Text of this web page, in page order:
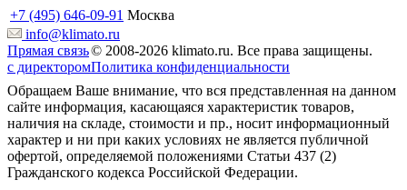
+7 (495) 646-09-91 Москва
info@klimato.ru
Прямая связь
с директором
© 2008-2026 klimato.ru. Все права защищены.
Политика конфиденциальности
Обращаем Ваше внимание, что вся представленная на данном
сайте информация, касающаяся характеристик товаров,
наличия на складе, стоимости и пр., носит информационный
характер и ни при каких условиях не является публичной
офертой, определяемой положениями Статьи 437 (2)
Гражданского кодекса Российской Федерации.